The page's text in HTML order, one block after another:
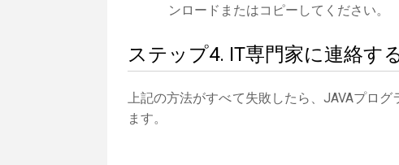
ンロードまたはコピーしてください。
ステップ4. IT専門家に連絡す
上記の方法がすべて失敗したら、JAVAプロ
ます。